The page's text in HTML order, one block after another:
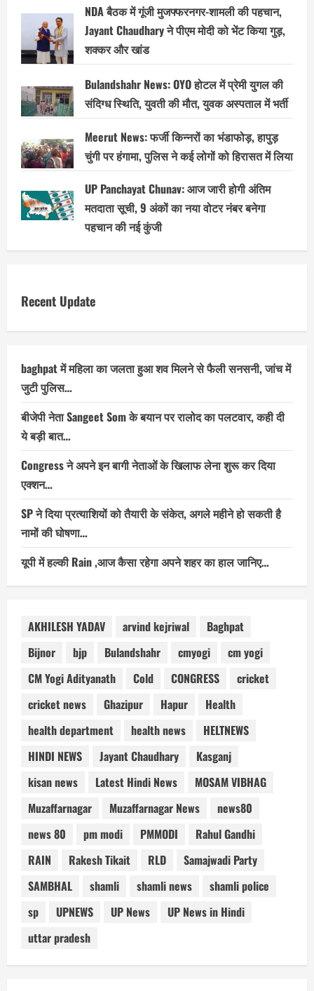
NDA बैठक में गूंजी मुजफ्फरनगर-शामली की पहचान,
Jayant Chaudhary ने पीएम मोदी को भेंट किया गुड़,
शक्कर और खांड
Bulandshahr News: OYO होटल में प्रेमी युगल की
संदिग्ध स्थिति, युवती की मौत, युवक अस्पताल में भर्ती
Meerut News: फर्जी किन्नरों का भंडाफोड़, हापुड़
चुंगी पर हंगामा, पुलिस ने कई लोगों को हिरासत में लिया
UP Panchayat Chunav: आज जारी होगी अंतिम
मतदाता सूची, 9 अंकों का नया वोटर नंबर बनेगा
पहचान की नई कुंजी
Recent Update
baghpat में महिला का जलता हुआ शव मिलने से फैली सनसनी, जांच में
जुटी पुलिस…
बीजेपी नेता Sangeet Som के बयान पर रालोद का पलटवार, कही दी
ये बड़ी बात…
Congress ने अपने इन बागी नेताओं के खिलाफ लेना शुरू कर दिया
एक्शन…
SP ने दिया प्रत्याशियों को तैयारी के संकेत, अगले महीने हो सकती है
नामों की घोषणा…
यूपी में हल्की Rain ,आज कैसा रहेगा अपने शहर का हाल जानिए…
AKHILESH YADAV arvind kejriwal
Baghpat
Bijnor
bjp Bulandshahr cmyogi
cm yogi
CM Yogi Adityanath
Cold CONGRESS
cricket
cricket news
Ghazipur Hapur
Health
health department
health news
HELTNEWS
HINDI NEWS
Jayant Chaudhary
Kasganj
kisan news
Latest Hindi News
MOSAM VIBHAG
Muzaffarnagar
Muzaffarnagar News
news80
news 80
pm modi PMMODI
Rahul Gandhi
RAIN
Rakesh Tikait RLD
Samajwadi Party
SAMBHAL
shamli shamli news
shamli police
sp
UPNEWS UP News
UP News in Hindi
uttar pradesh